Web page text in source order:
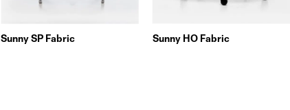
Sunny SP Fabric Sunny HO Fabric